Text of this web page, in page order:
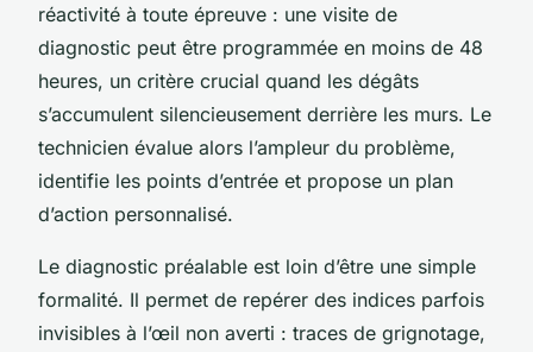
réactivité à toute épreuve : une visite de
diagnostic peut être programmée en moins de 48
heures, un critère crucial quand les dégâts
s’accumulent silencieusement derrière les murs. Le
technicien évalue alors l’ampleur du problème,
identifie les points d’entrée et propose un plan
d’action personnalisé.
Le diagnostic préalable est loin d’être une simple
formalité. Il permet de repérer des indices parfois
invisibles à l’œil non averti : traces de grignotage,